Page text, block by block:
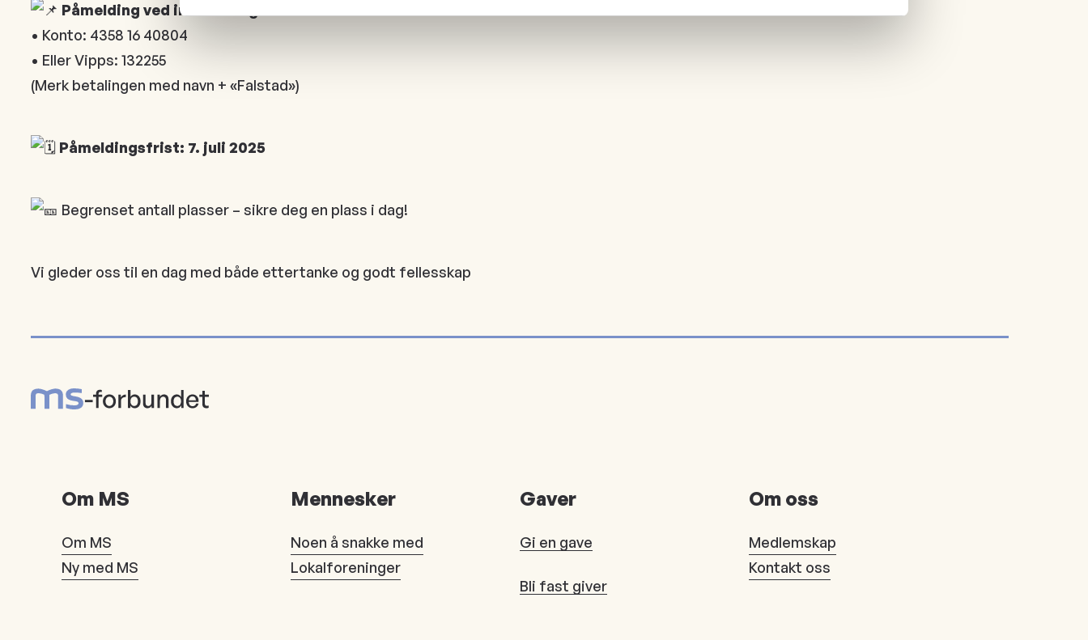
Påmelding ved innbetaling til:
• Konto: 4358 16 40804
• Eller Vipps: 132255
(Merk betalingen med navn + «Falstad»)
Påmeldingsfrist: 7. juli 2025
Begrenset antall plasser – sikre deg en plass i dag!
Vi gleder oss til en dag med både ettertanke og godt fellesskap
Om MS
Om MS
Ny med MS
Mennesker
Noen å snakke med
Lokalforeninger
Gaver
Gi en gave
Bli fast giver
Om oss
Medlemskap
Kontakt oss